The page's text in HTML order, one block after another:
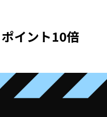
イント10倍